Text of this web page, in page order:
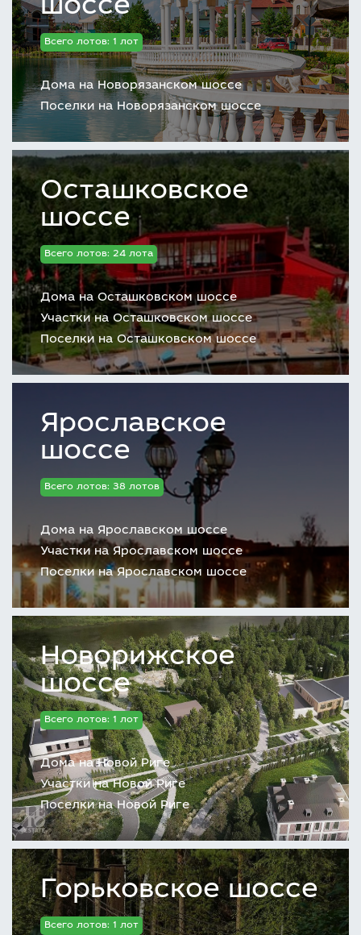
обращайтесь к опытным брокерам агентства
недвижимости LetoEstate. Приобретение
уютного семейного гнездышка в одном из
самых сказочных мест страны – несомненно,
выгодная инвестиция.
шоссе
Всего лотов: 1 лот
Дома на Новорязанском шоссе
Поселки на Новорязанском шоссе
Осташковское
шоссе
Всего лотов: 24 лота
Дома на Осташковском шоссе
Участки на Осташковском шоссе
Поселки на Осташковском шоссе
Ярославское
шоссе
Всего лотов: 38 лотов
Дома на Ярославском шоссе
Участки на Ярославском шоссе
Поселки на Ярославском шоссе
Новорижское
шоссе
Всего лотов: 1 лот
Дома на Новой Риге
Участки на Новой Риге
Поселки на Новой Риге
Горьковское шоссе
Всего лотов: 1 лот